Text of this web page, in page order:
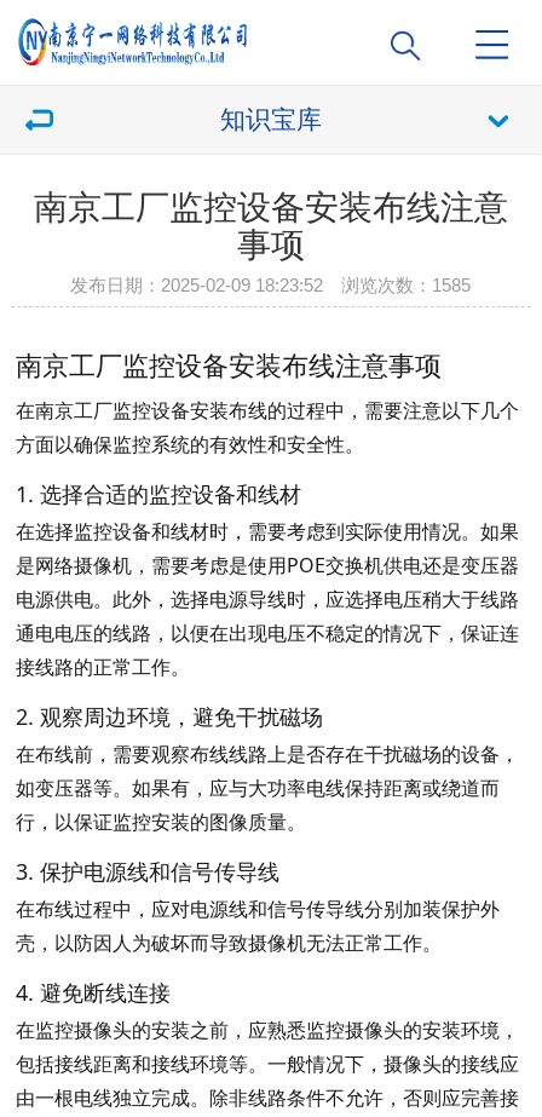
知识宝库
南京工厂监控设备安装布线注意
事项
发布日期：2025-02-09 18:23:52 浏览次数： 1585
南京工厂监控设备安装布线注意事项
在南京工厂监控设备安装布线的过程中，需要注意以下几个
方面以确保监控系统的有效性和安全性。
1. 选择合适的监控设备和线材
在选择监控设备和线材时，需要考虑到实际使用情况。如果
是网络摄像机，需要考虑是使用POE交换机供电还是变压器
电源供电。此外，选择电源导线时，应选择电压稍大于线路
通电电压的线路，以便在出现电压不稳定的情况下，保证连
接线路的正常工作。
2. 观察周边环境，避免干扰磁场
在布线前，需要观察布线线路上是否存在干扰磁场的设备，
如变压器等。如果有，应与大功率电线保持距离或绕道而
行，以保证监控安装的图像质量。
3. 保护电源线和信号传导线
在布线过程中，应对电源线和信号传导线分别加装保护外
壳，以防因人为破坏而导致摄像机无法正常工作。
4. 避免断线连接
在监控摄像头的安装之前，应熟悉监控摄像头的安装环境，
包括接线距离和接线环境等。一般情况下，摄像头的接线应
由一根电线独立完成。除非线路条件不允许，否则应完善接